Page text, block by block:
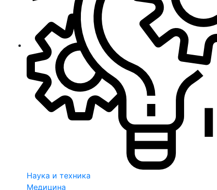
Наука и техника
Медицина